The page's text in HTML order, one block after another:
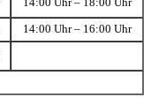
14:00 Uhr – 16:00 Uhr